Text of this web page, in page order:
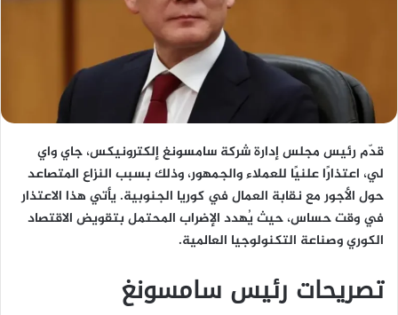
قدّم رئيس مجلس إدارة شركة سامسونغ إلكترونيكس، جاي واي
لي، اعتذارًا علنيًا للعملاء والجمهور، وذلك بسبب النزاع المتصاعد
حول الأجور مع نقابة العمال في كوريا الجنوبية. يأتي هذا الاعتذار
في وقت حساس، حيث يُهدد الإضراب المحتمل بتقويض الاقتصاد
الكوري وصناعة التكنولوجيا العالمية.
تصريحات رئيس سامسونغ